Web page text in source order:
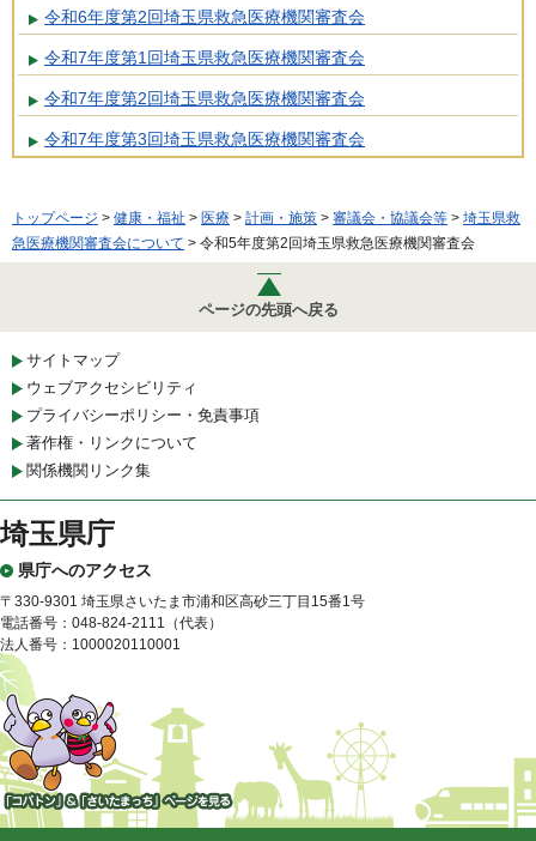
令和6年度第2回埼玉県救急医療機関審査会
令和7年度第1回埼玉県救急医療機関審査会
令和7年度第2回埼玉県救急医療機関審査会
令和7年度第3回埼玉県救急医療機関審査会
トップページ > 健康・福祉 > 医療 > 計画・施策 > 審議会・協議会等 > 埼玉県救
急医療機関審査会について > 令和5年度第2回埼玉県救急医療機関審査会
ページの先頭へ戻る
サイトマップ
ウェブアクセシビリティ
プライバシーポリシー・免責事項
著作権・リンクについて
関係機関リンク集
埼玉県庁
県庁へのアクセス
〒330-9301 埼玉県さいたま市浦和区高砂三丁目15番1号
電話番号：048-824-2111（代表）
法人番号：1000020110001
「コバトン」&「さいたまっ